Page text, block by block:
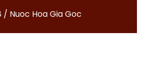
/ Nuoc Hoa Gia Goc